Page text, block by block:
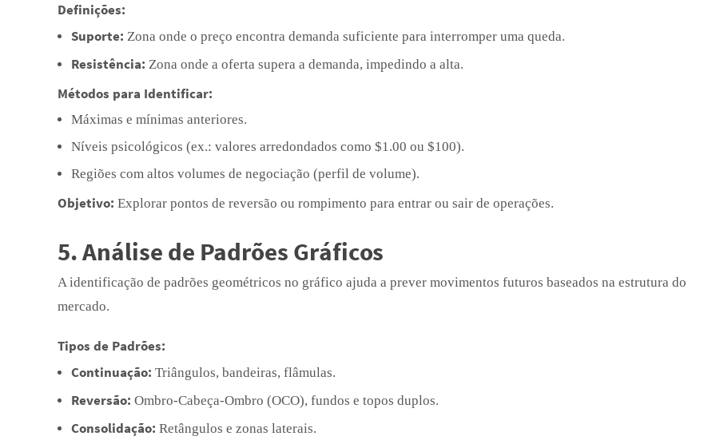
Definições:
Suporte: Zona onde o preço encontra demanda suficiente para interromper uma queda.
Resistência: Zona onde a oferta supera a demanda, impedindo a alta.
Métodos para Identificar:
Máximas e mínimas anteriores.
Níveis psicológicos (ex.: valores arredondados como $1.00 ou $100).
Regiões com altos volumes de negociação (perfil de volume).
Objetivo: Explorar pontos de reversão ou rompimento para entrar ou sair de operações.
5. Análise de Padrões Gráficos
A identificação de padrões geométricos no gráfico ajuda a prever movimentos futuros baseados na estrutura do
mercado.
Tipos de Padrões:
Continuação: Triângulos, bandeiras, flâmulas.
Reversão: Ombro-Cabeça-Ombro (OCO), fundos e topos duplos.
Consolidação: Retângulos e zonas laterais.